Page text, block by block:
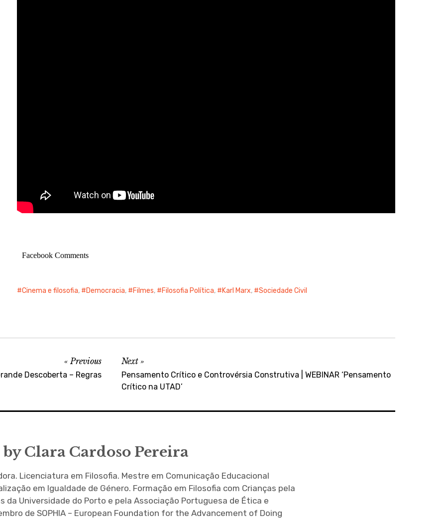
Facebook Comments
Cinema e filosofia, Democracia, Filmes, Filosofia Política, Karl Marx, Sociedade Civil
Previous
Descoberta – Regras
Next
Pensamento Crítico e Controvérsia Construtiva | WEBINAR ‘Pensamento
Crítico na UTAD’
by Clara Cardoso Pereira
Licenciatura em Filosofia. Mestre em Comunicação Educacional
em Igualdade de Género. Formação em Filosofia com Crianças pela
da Universidade do Porto e pela Associação Portuguesa de Ética e
de SOPHIA – European Foundation for the Advancement of Doing